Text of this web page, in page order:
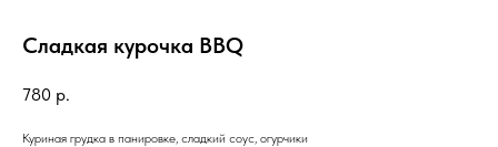
Сладкая курочка BBQ
780 р.
Куриная грудка в панировке, сладкий соус, огурчики